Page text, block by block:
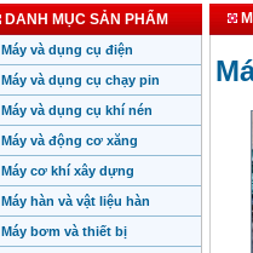
DANH MỤC SẢN PHẨM
Máy và dụng cụ điện
Máy và dụng cụ chạy pin
Máy và dụng cụ khí nén
Máy và động cơ xăng
Máy cơ khí xây dựng
Máy hàn và vật liệu hàn
Máy bơm và thiết bị